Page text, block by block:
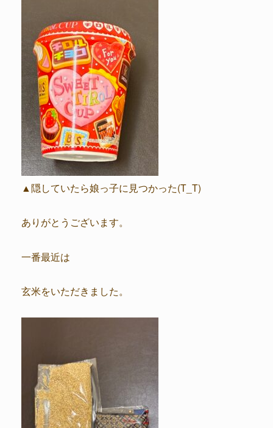
▲隠していたら娘っ子に見つかった(T_T)
ありがとうございます。
一番最近は
玄米をいただきました。